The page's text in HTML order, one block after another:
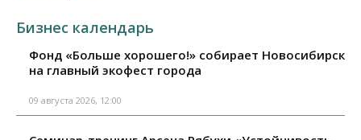
Бизнес календарь
Фонд «Больше хорошего!» собирает Новосибирск
на главный экофест города
09 августа 2026, 12:00